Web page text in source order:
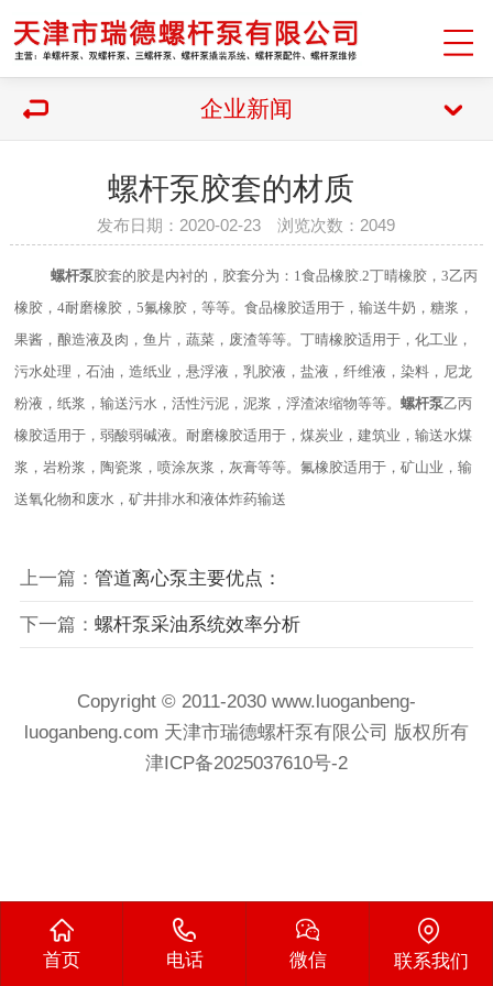
企业新闻
螺杆泵胶套的材质
发布日期：2020-02-23 浏览次数：2049
螺杆泵胶套的胶是内衬的，胶套分为： 1食品橡胶.2丁晴橡胶，3乙丙
橡胶，4耐磨橡胶，5氟橡胶，等等。食品橡胶适用于，输送牛奶，糖浆，
果酱，酿造液及肉，鱼片，蔬菜，废渣等等。丁晴橡胶适用于，化工业，
污水处理，石油，造纸业，悬浮液，乳胶液，盐液，纤维液，染料，尼龙
粉液，纸浆，输送污水，活性污泥，泥浆，浮渣浓缩物等等。螺杆泵乙丙
橡胶适用于，弱酸弱碱液。耐磨橡胶适用于，煤炭业，建筑业，输送水煤
浆，岩粉浆，陶瓷浆，喷涂灰浆，灰膏等等。氟橡胶适用于，矿山业，输
送氧化物和废水，矿井排水和液体炸药输送
上一篇： 管道离心泵主要优点：
下一篇： 螺杆泵采油系统效率分析
Copyright © 2011-2030 www.luoganbeng-
luoganbeng.com 天津市瑞德螺杆泵有限公司 版权所有
津ICP备2025037610号-2
首页 电话 微信 联系我们